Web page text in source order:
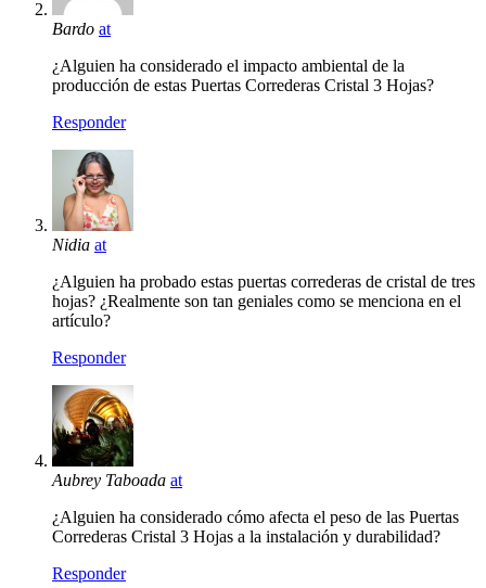
Bardo at
¿Alguien ha considerado el impacto ambiental de la
producción de estas Puertas Correderas Cristal 3 Hojas?
Responder
Nidia at
¿Alguien ha probado estas puertas correderas de cristal de tres
hojas? ¿Realmente son tan geniales como se menciona en el
artículo?
Responder
Aubrey Taboada at
¿Alguien ha considerado cómo afecta el peso de las Puertas
Correderas Cristal 3 Hojas a la instalación y durabilidad?
Responder